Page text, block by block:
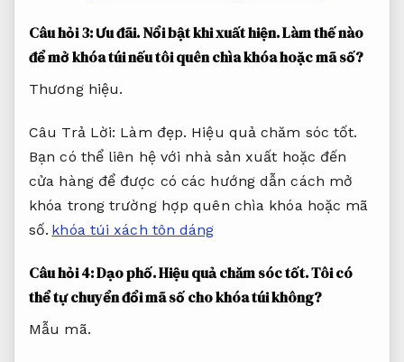
Câu hỏi 3:Ưu đãi.Nổi bật khi xuất hiện.Làm thế nào
để mở khóa túi nếu tôi quên chìa khóa hoặc mã số?
Thương hiệu.
Câu Trả Lời: Làm đẹp. Hiệu quả chăm sóc tốt.
Bạn có thể liên hệ với nhà sản xuất hoặc đến
cửa hàng để được có các hướng dẫn cách mở
khóa trong trường hợp quên chìa khóa hoặc mã
số. khóa túi xách tôn dáng
Câu hỏi 4:Dạo phố.Hiệu quả chăm sóc tốt.Tôi có
thể tự chuyển đổi mã số cho khóa túi không?
Mẫu mã.